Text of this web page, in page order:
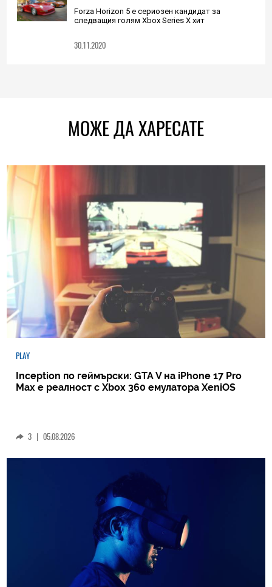
Forza Horizon 5 е сериозен кандидат за
следващия голям Xbox Series X хит
30.11.2020
МОЖЕ ДА ХАРЕСАТЕ
PLAY
Inception по геймърски: GTA V на iPhone 17 Pro
Max е реалност с Xbox 360 емулатора XeniOS
3 | 05.08.2026